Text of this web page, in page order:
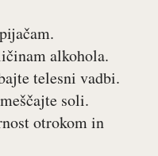
alkohola.
telesni vadbi.
soli.
otrokom in